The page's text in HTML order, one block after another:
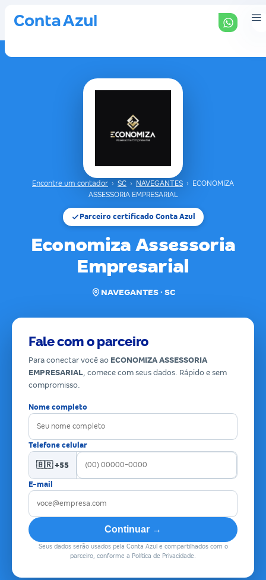
Encontre um contador › SC › NAVEGANTES ›
ECONOMIZA
ASSESSORIA EMPRESARIAL
Parceiro certificado Conta Azul
Economiza Assessoria
Empresarial
NAVEGANTES · SC
Fale com o parceiro
Para conectar você ao ECONOMIZA ASSESSORIA
EMPRESARIAL, comece com seus dados. Rápido e sem
compromisso.
Nome completo
Telefone celular
🇧🇷 +55
E-mail
Continuar →
Seus dados serão usados pela Conta Azul e compartilhados com o
parceiro, conforme a Política de Privacidade.